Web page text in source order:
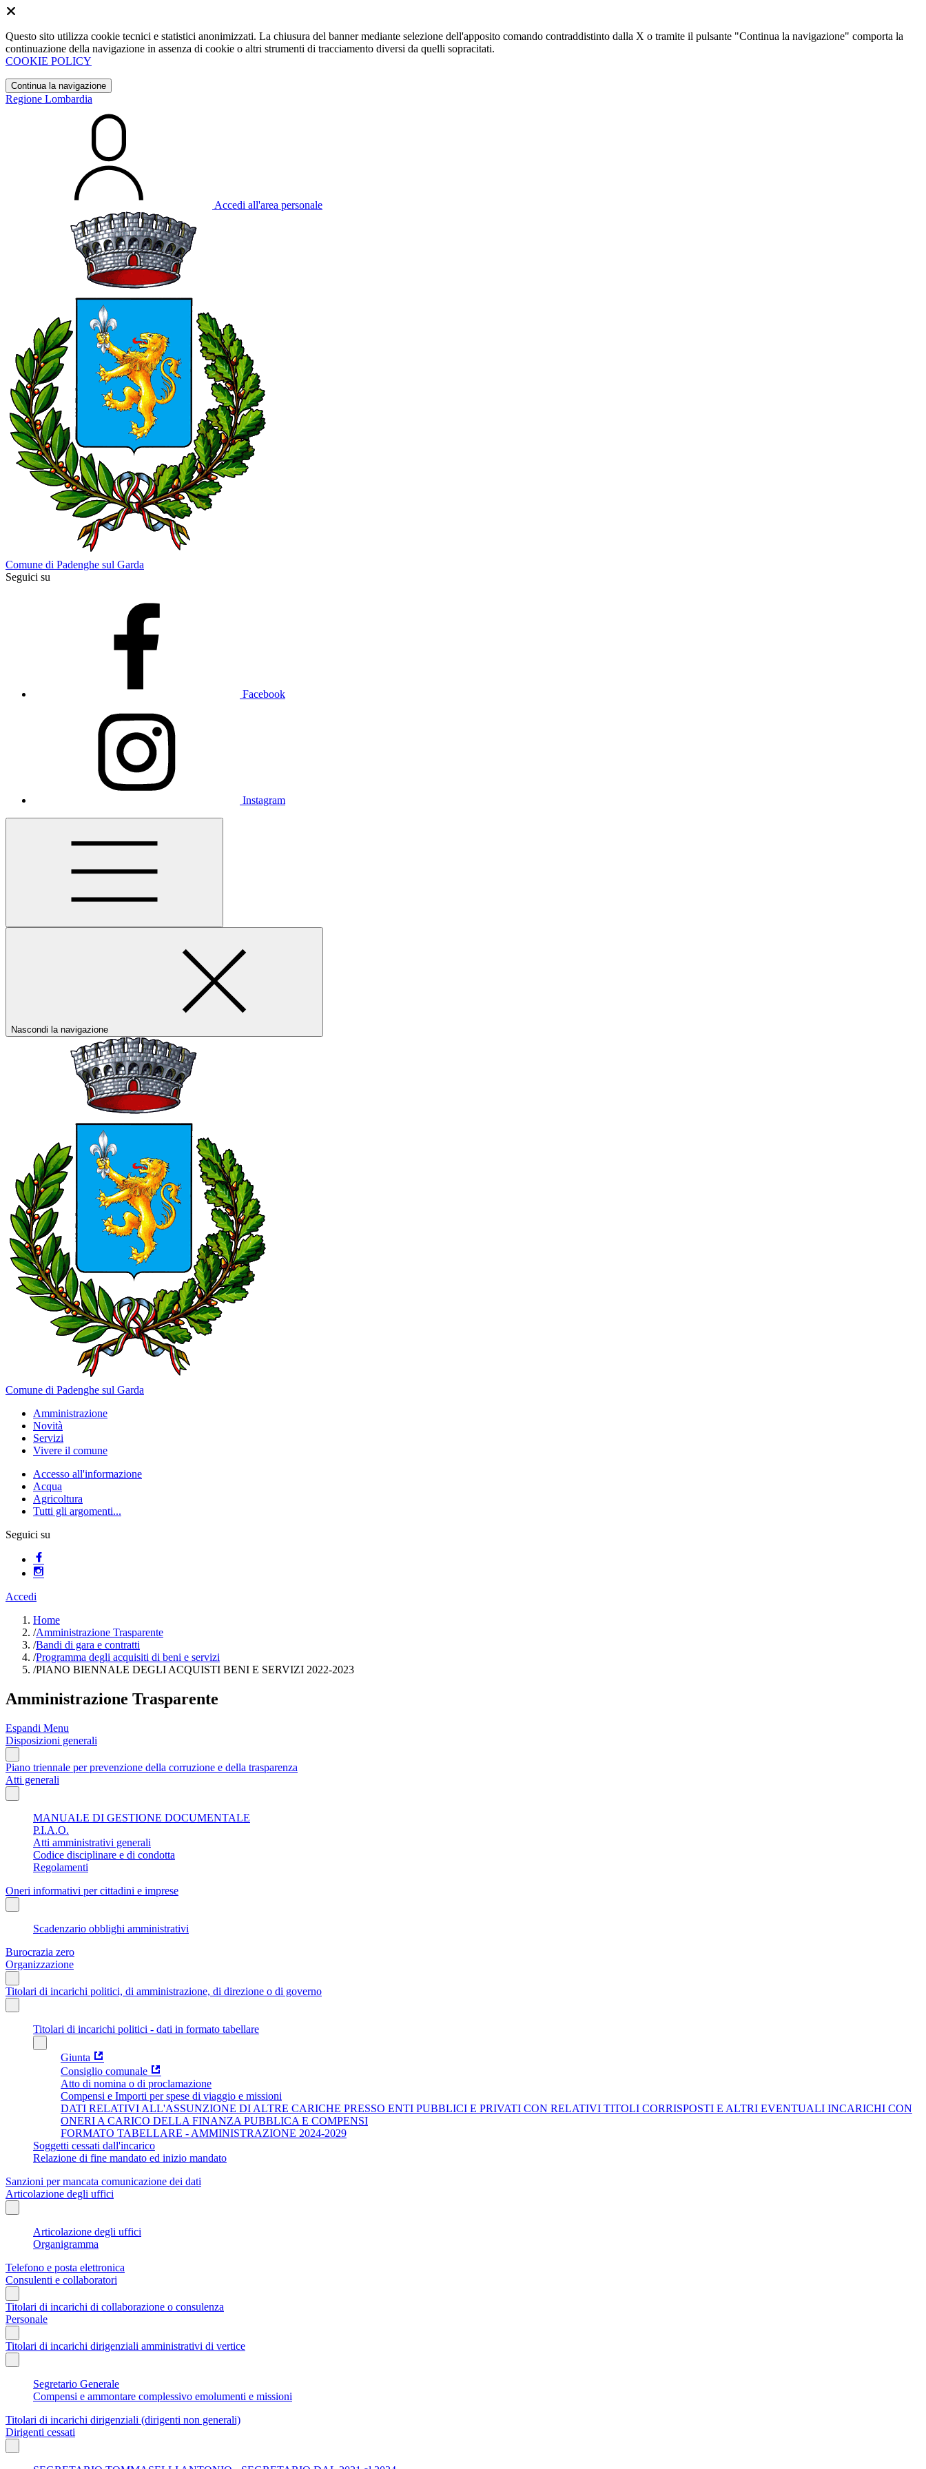
Questo sito utilizza cookie tecnici e statistici anonimizzati. La chiusura del banner mediante selezione dell'apposito comando contraddistinto dalla X o tramite il pulsante "Continua la navigazione" comporta la
continuazione della navigazione in assenza di cookie o altri strumenti di tracciamento diversi da quelli sopracitati.
COOKIE POLICY
Continua la navigazione
Regione Lombardia
Accedi all'area personale
Comune di Padenghe sul Garda
Seguici su
Facebook
Instagram
Nascondi la navigazione
Comune di Padenghe sul Garda
Amministrazione
Novità
Servizi
Vivere il comune
Accesso all'informazione
Acqua
Agricoltura
Tutti gli argomenti...
Seguici su
Accedi
Home
/Amministrazione Trasparente
/Bandi di gara e contratti
/Programma degli acquisiti di beni e servizi
/PIANO BIENNALE DEGLI ACQUISTI BENI E SERVIZI 2022-2023
Amministrazione Trasparente
Espandi Menu
Disposizioni generali
Piano triennale per prevenzione della corruzione e della trasparenza
Atti generali
MANUALE DI GESTIONE DOCUMENTALE
P.I.A.O.
Atti amministrativi generali
Codice disciplinare e di condotta
Regolamenti
Oneri informativi per cittadini e imprese
Scadenzario obblighi amministrativi
Burocrazia zero
Organizzazione
Titolari di incarichi politici, di amministrazione, di direzione o di governo
Titolari di incarichi politici - dati in formato tabellare
Giunta
Consiglio comunale
Atto di nomina o di proclamazione
Compensi e Importi per spese di viaggio e missioni
DATI RELATIVI ALL'ASSUNZIONE DI ALTRE CARICHE PRESSO ENTI PUBBLICI E PRIVATI CON RELATIVI TITOLI CORRISPOSTI E ALTRI EVENTUALI INCARICHI CON
ONERI A CARICO DELLA FINANZA PUBBLICA E COMPENSI
FORMATO TABELLARE - AMMINISTRAZIONE 2024-2029
Soggetti cessati dall'incarico
Relazione di fine mandato ed inizio mandato
Sanzioni per mancata comunicazione dei dati
Articolazione degli uffici
Articolazione degli uffici
Organigramma
Telefono e posta elettronica
Consulenti e collaboratori
Titolari di incarichi di collaborazione o consulenza
Personale
Titolari di incarichi dirigenziali amministrativi di vertice
Segretario Generale
Compensi e ammontare complessivo emolumenti e missioni
Titolari di incarichi dirigenziali (dirigenti non generali)
Dirigenti cessati